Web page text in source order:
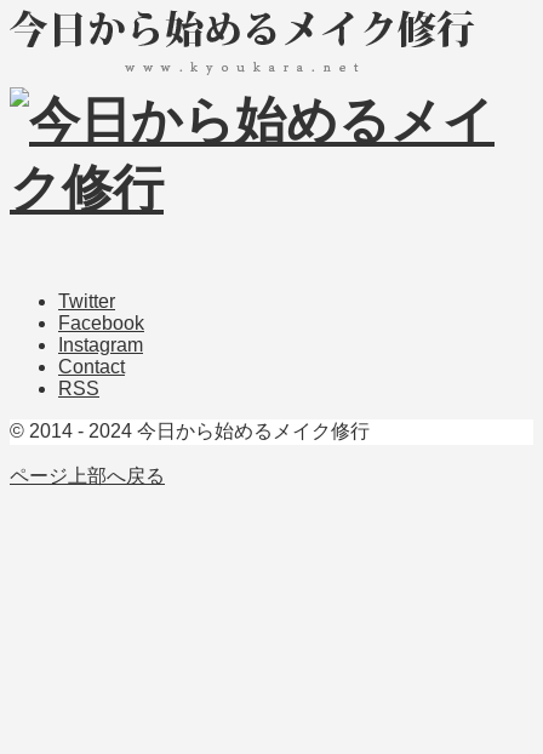
Twitter
Facebook
Instagram
Contact
RSS
© 2014 - 2024 今日から始めるメイク修行
ページ上部へ戻る